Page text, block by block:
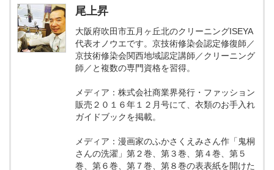
尾上昇
大阪府吹田市五月ヶ丘北のクリーニングISEYA
代表オノウエです。京技術修染会認定修復師／
京技術修染会関西地域認定講師／クリーニング
師／と複数の専門資格を習得。
メディア：株式会社商業界発行・ファッション
販売２０１６年１２月号にて、衣類のお手入れ
ガイドブックを掲載。
メディア：漫画家のふかさくえみさん作「鬼桐
さんの洗濯」第２巻、第３巻、第４巻、第５
巻、第６巻、第７巻、第８巻の表表紙を開けた